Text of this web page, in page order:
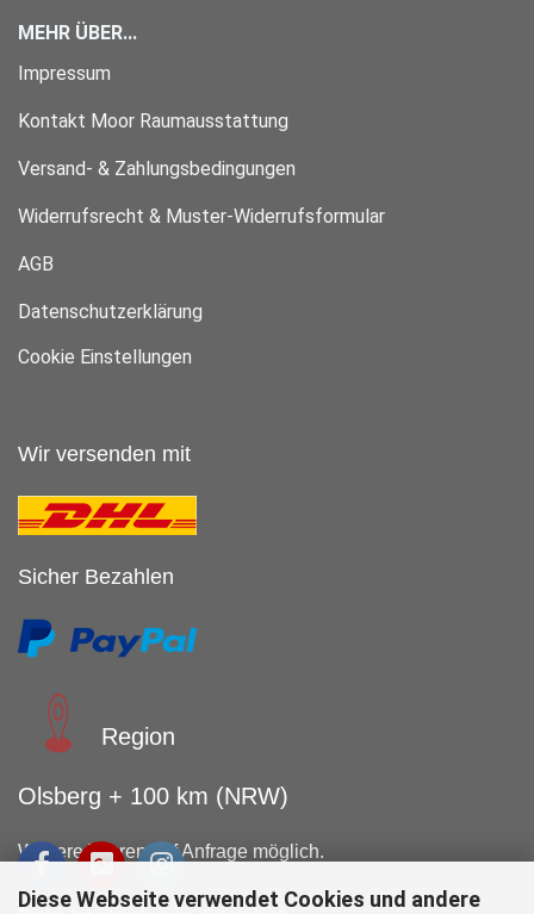
Diese Webseite verwendet Cookies und andere
MEHR ÜBER...
Impressum
Kontakt Moor Raumausstattung
Versand- & Zahlungsbedingungen
Widerrufsrecht & Muster-Widerrufsformular
AGB
Datenschutzerklärung
Cookie Einstellungen
Wir versenden mit
Sicher Bezahlen
Region
Olsberg + 100 km (NRW)
Weitere Touren auf Anfrage möglich.